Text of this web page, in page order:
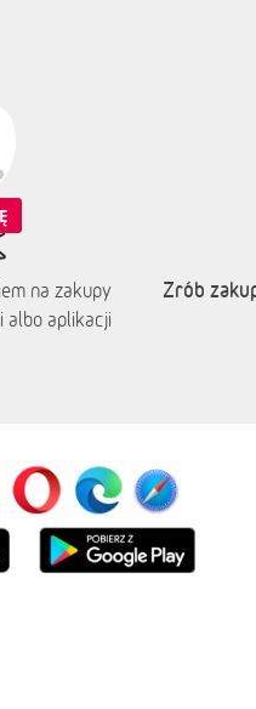
na zakupy
albo aplikacji
Zrób